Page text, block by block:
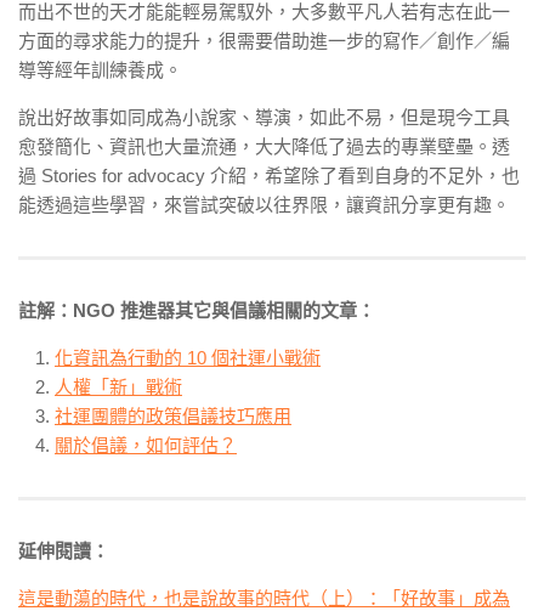
而出不世的天才能能輕易駕馭外，大多數平凡人若有志在此一
方面的尋求能力的提升，很需要借助進一步的寫作／創作／編
導等經年訓練養成。
說出好故事如同成為小說家、導演，如此不易，但是現今工具
愈發簡化、資訊也大量流通，大大降低了過去的專業壁壘。透
過 Stories for advocacy 介紹，希望除了看到自身的不足外，也
能透過這些學習，來嘗試突破以往界限，讓資訊分享更有趣。
註解： NGO 推進器其它與倡議相關的文章：
化資訊為行動的 10 個社運小戰術
人權「新」戰術
社運團體的政策倡議技巧應用
關於倡議，如何評估？
延伸閱讀：
這是動蕩的時代，也是說故事的時代（上）：「好故事」成為